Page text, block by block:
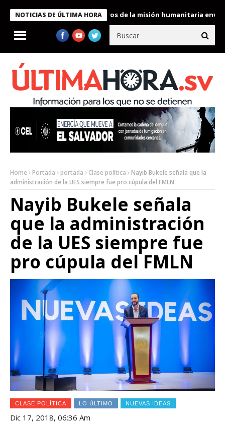
NOTICIAS DE ÚLTIMA HORA
Bukele condecora a miembros de la misión humanitaria enviada
Home Portada portada Clase política
Nayib Bukele señala que la
administración de la UES siempre fue pro cúpula del FMLN
Nayib Bukele señala
que la administración
de la UES siempre fue
pro cúpula del FMLN
CLASE POLÍTICA LO ÚLTIMO NUEVAS IDEAS
Dic 17, 2018, 06:36 Am